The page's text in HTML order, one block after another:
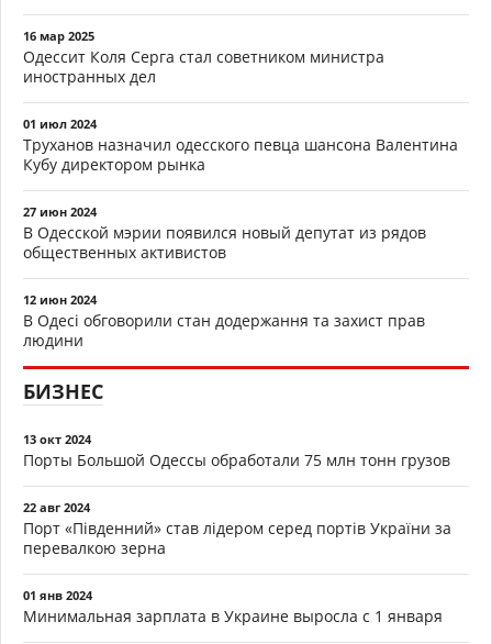
16 мар 2025
Одессит Коля Серга стал советником министра
иностранных дел
01 июл 2024
Труханов назначил одесского певца шансона Валентина
Кубу директором рынка
27 июн 2024
В Одесской мэрии появился новый депутат из рядов
общественных активистов
12 июн 2024
В Одесі обговорили стан додержання та захист прав
людини
БИЗНЕС
13 окт 2024
Порты Большой Одессы обработали 75 млн тонн грузов
22 авг 2024
Порт «Південний» став лідером серед портів України за
перевалкою зерна
01 янв 2024
Минимальная зарплата в Украине выросла с 1 января